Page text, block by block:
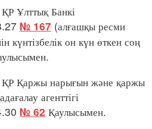
Ұлттық Банкі
№ 167 (алғашқы ресми
күнтізбелік он күн өткен соң
Қаржы нарығын және қаржы
агенттігі
№ 62 Қаулысымен.